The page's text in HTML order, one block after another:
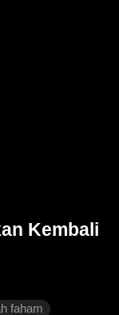
Kembali
faham